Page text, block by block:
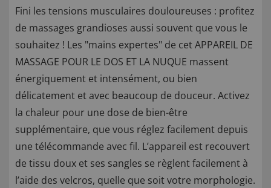
Fini les tensions musculaires douloureuses : profitez
de massages grandioses aussi souvent que vous le
souhaitez ! Les "mains expertes" de cet APPAREIL DE
MASSAGE POUR LE DOS ET LA NUQUE massent
énergiquement et intensément, ou bien
délicatement et avec beaucoup de douceur. Activez
la chaleur pour une dose de bien-être
supplémentaire, que vous réglez facilement depuis
une télécommande avec fil. L’appareil est recouvert
de tissu doux et ses sangles se règlent facilement à
l’aide des velcros, quelle que soit votre morphologie.